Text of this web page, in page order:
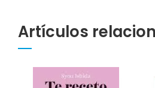
Artículos